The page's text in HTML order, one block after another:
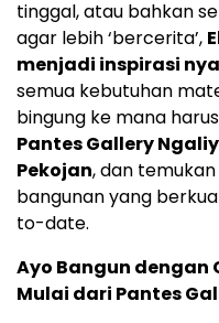
tinggal, atau bahkan
agar lebih ‘bercerita’,
menjadi inspirasi
semua kebutuhan
bingung ke mana
Pantes Gallery
Pekojan, dan
bangunan yang
to-date.
Ayo Bangun dengan
Mulai dari Pantes